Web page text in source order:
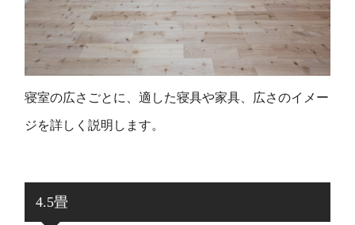
寝室の広さごとに、適した寝具や家具、広さのイメー
ジを詳しく説明します。
4.5畳